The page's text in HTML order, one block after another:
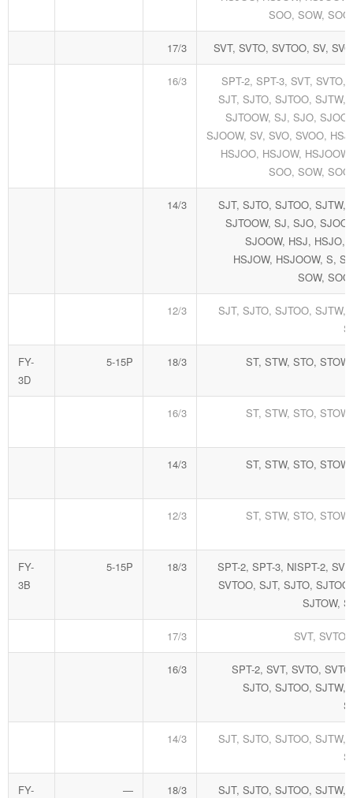
SOO, SOW,
17/3 SVT, SVTO, SVTOO, SV,
16/3
SPT-2, SPT-3, SVT, SVTO,
SJT, SJTO, SJTOO, SJTW,
SJTOOW, SJ, SJO,
SJOOW, SV, SVO, SVOO,
HSJOO, HSJOW,
SOO, SOW,
14/3
SJT, SJTO, SJTOO, SJTW,
SJTOOW, SJ, SJO,
SJOOW, HSJ, HSJO,
HSJOW, HSJOOW, S,
SOW,
12/3
SJT, SJTO, SJTOO, SJTW,
FY-
3D
5-15P 18/3
ST, STW, STO,
16/3
ST, STW, STO,
14/3
ST, STW, STO,
12/3
ST, STW, STO,
FY-
3B
5-15P 18/3
SPT-2, SPT-3, NISPT-2,
SVTOO, SJT, SJTO,
SJTOW,
17/3 SVT, SVTO,
16/3
SPT-2, SVT, SVTO,
SJTO, SJTOO, SJTW,
14/3
SJT, SJTO, SJTOO, SJTW,
FY-
— 18/3
SJT, SJTO, SJTOO, SJTW,